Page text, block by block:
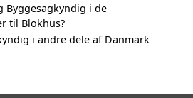
Byggesagkyndig i de
til Blokhus?
i andre dele af Danmark